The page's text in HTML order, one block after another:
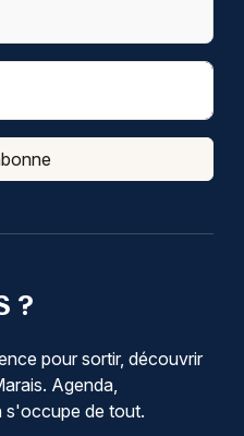
?
pour sortir, découvrir
Agenda,
s'occupe de tout.